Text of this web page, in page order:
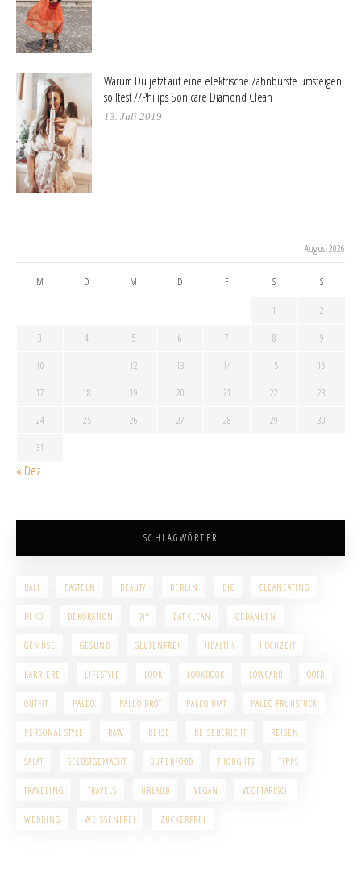
Warum Du jetzt auf eine elektrische Zahnbürste umsteigen
solltest //Philips Sonicare Diamond Clean
13. Juli 2019
August 2026
M D M D F S S
1
2
3
4 5 6 7 8
9
10
11 12 13 14 15
16
17
18 19 20 21 22
23
24
25 26 27 28 29
30
31
« Dez
SCHLAGWÖRTER
BALI BASTELN BEAUTY BERLIN BIO CLEANEATING
DEKO DEKORATION DIY EAT CLEAN GEDANKEN
GEMÜSE GESUND GLUTENFREI HEALTHY HOCHZEIT
KARRIERE LIFESTYLE LOOK LOOKBOOK LOWCARB OOTD
OUTFIT PALEO PALEO BROT PALEO DIÄT PALEO FRÜHSTÜCK
PERSONAL STYLE RAW REISE REISEBERICHT REISEN
SALAT SELBSTGEMACHT SUPERFOOD THOUGHTS TIPPS
TRAVELING TRAVELS URLAUB VEGAN VEGETARISCH
WEDDING WEISSENFREI ZUCKERFREI